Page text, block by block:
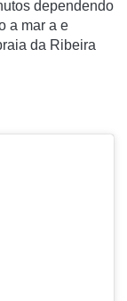
dependendo
a mar a e
da Ribeira